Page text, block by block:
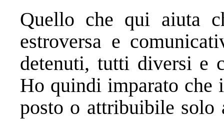
Quello che qui aiuta
estroversa e
detenuti, tutti diversi e
Ho quindi imparato che
posto o attribuibile solo